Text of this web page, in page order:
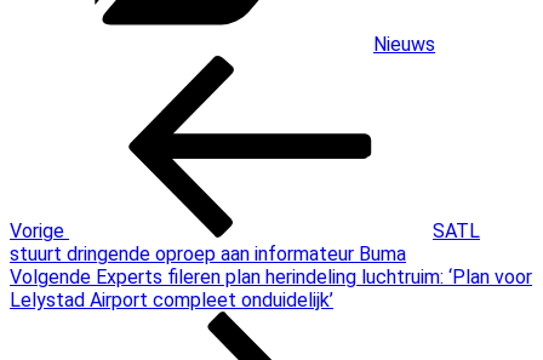
Nieuws
Vorige
SATL
stuurt dringende oproep aan informateur Buma
Volgend
bericht
Volgende Experts fileren plan herindeling luchtruim: ‘Plan voor
Lelystad Airport compleet onduidelijk’